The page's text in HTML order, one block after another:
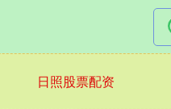
日照股票配资